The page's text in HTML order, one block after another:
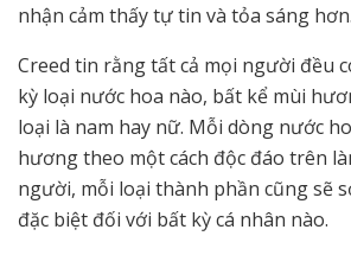
nhận cảm thấy tự tin và tỏa sáng hơn.
Creed tin rằng tất cả mọi người đều
kỳ loại nước hoa nào, bất kể mùi
loại là nam hay nữ. Mỗi dòng nước
hương theo một cách độc đáo trên
người, mỗi loại thành phần cũng sẽ
đặc biệt đối với bất kỳ cá nhân nào.